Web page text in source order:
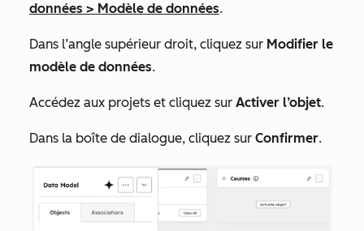
données > Modèle de données.
Dans l’angle supérieur droit, cliquez sur Modifier le
modèle de données.
Accédez aux projets et cliquez sur Activer l’objet.
Dans la boîte de dialogue, cliquez sur Confirmer.